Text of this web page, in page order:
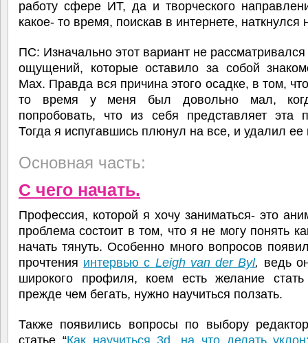
работу сфере ИТ, да и творческого
какое- то время, поискав в интернете, наткнулся
ПС: Изначально этот вариант не рассматривался
ощущений, которые оставило за собой
Max. Правда вся причина этого осадке, в том,
то время у меня был довольно мал,
попробовать, что из себя представляет эта
Тогда я испугавшись плюнул на все, и удалил ее
Основная часть:
С чего начать.
Профессия, которой я хочу заниматься- это
проблема состоит в том, что я не могу понять
начать тянуть. Особенно много вопросов
прочтения интервью с Leigh van der Byl, ведь
широкого профиля, коем есть желание
прежде чем бегать, нужно научиться ползать.
Также появились вопросы по выбору